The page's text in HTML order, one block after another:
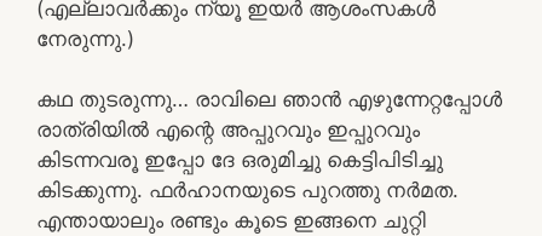
(എല്ലാവർക്കും ന്യൂ ഇയർ ആശംസകൾ
നേരുന്നു.)
കഥ തുടരുന്നു… രാവിലെ ഞാൻ എഴുന്നേറ്റപ്പോൾ
രാത്രിയിൽ എന്റെ അപ്പുറവും ഇപ്പുറവും
കിടന്നവരൂ ഇപ്പോ ദേ ഒരുമിച്ചു കെട്ടിപിടിച്ചു
കിടക്കുന്നു. ഫർഹാനയുടെ പുറത്തു നർമത.
എന്തായാലും രണ്ടും കൂടെ ഇങ്ങനെ ചുറ്റി